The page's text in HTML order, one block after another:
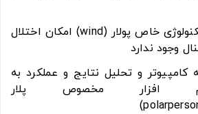
با استفاده از تکنولوژی خاص پولار (wind) امکان اختلال
وجود ندارد
کامپیوتر و تحلیل نتایج و عملکرد به
افزار مخصوص پلار